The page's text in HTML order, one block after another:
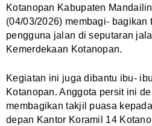
Kotanopan Kabupaten
(04/03/2026) membagi- bagikan
pengguna jalan di seputaran
Kemerdekaan Kotanopan.
Kegiatan ini juga dibantu ibu-
Kotanopan. Anggota persit ini
membagikan takjil puasa
depan Kantor Koramil 14